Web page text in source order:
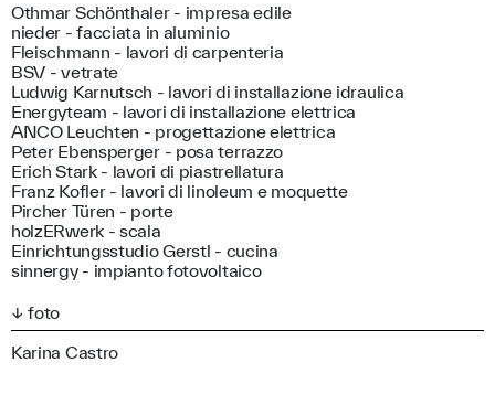
Othmar Schönthaler - impresa edile
nieder - facciata in aluminio
Fleischmann - lavori di carpenteria
BSV - vetrate
Ludwig Karnutsch - lavori di installazione idraulica
Energyteam - lavori di installazione elettrica
ANCO Leuchten - progettazione elettrica
Peter Ebensperger - posa terrazzo
Erich Stark - lavori di piastrellatura
Franz Kofler - lavori di linoleum e moquette
Pircher Türen - porte
holzERwerk - scala
Einrichtungsstudio Gerstl - cucina
sinnergy - impianto fotovoltaico
↓ foto
Karina Castro